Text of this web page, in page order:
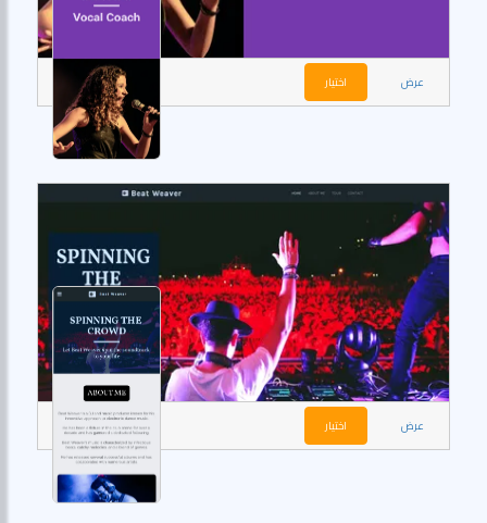
عرض اختيار
عرض اختيار